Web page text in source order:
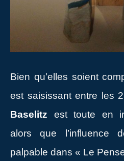
Bien qu’elles soient
est saisissant entre les
Baselitz est toute en
alors que l’influence
palpable dans « Le